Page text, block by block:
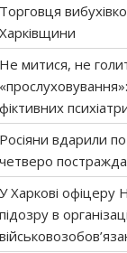
Торговця
Харківщини
Не митися, не
фіктивних
Росіяни вдарили
четверо
У Харкові офіцеру
підозру в